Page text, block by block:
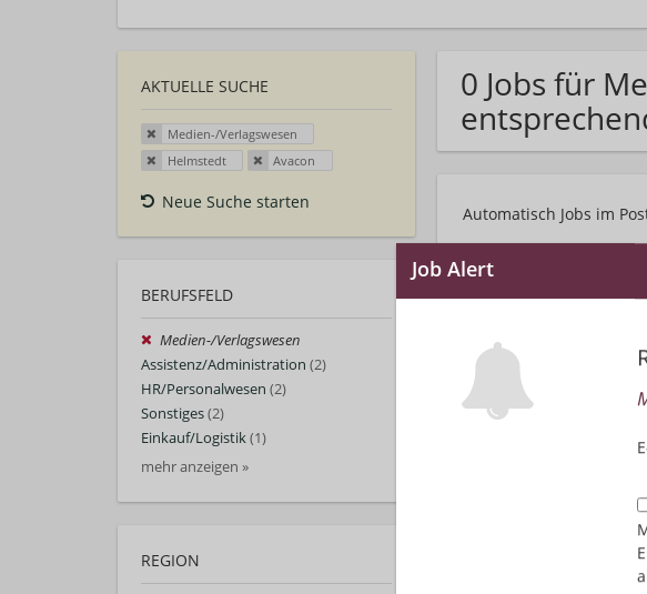
AKTUELLE SUCHE
Medien-/Verlagswesen
Helmstedt
Avacon
Neue Suche starten
BERUFSFELD
Medien-/Verlagswesen
Assistenz/Administration (2)
HR/Personalwesen (2)
Sonstiges(2)
Einkauf/Logistik(1)
mehr anzeigen »
REGION
0 Jobs für
Automatisch Jobs im